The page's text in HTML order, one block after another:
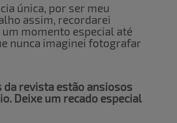
única, por ser meu
assim, recordarei
momento especial até
nunca imaginei fotografar
da revista estão ansiosos
Deixe um recado especial